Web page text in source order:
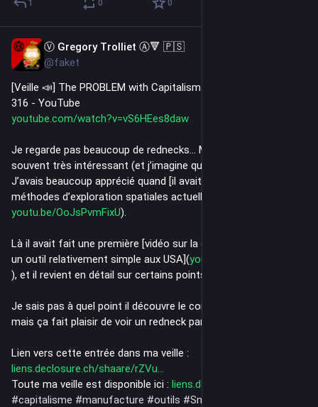
1 0 0
Ⓥ Gregory Trolliet Ⓐ🔻 🇵🇸
@faket
[Veille 📣] The PROBLEM with Capitalism - Smarter Every Day
316 - YouTube
youtube.com/watch?v=vS6HEes8daw
Je regarde pas beaucoup de rednecks… Mais Destin est
souvent très intéressant (et j’imagine que c’est pas le seul).
J’avais beaucoup apprécié quand [il avait dénoncé les
méthodes d’exploration spatiales actuelles de la NASA](
youtu.be/OoJsPvmFixU).
Là il avait fait une première [vidéo sur la difficulté de produire
un outil relativement simple aux USA](youtu.be/3ZTGwcHQfLY
), et il revient en détail sur certains points dans cette vidéo.
Je sais pas à quel point il découvre le concept du capitalisme,
mais ça fait plaisir de voir un redneck parler du problème.
Lien vers cette entrée dans ma veille :
liens.declosure.ch/shaare/rZVu
Toute ma veille est disponible ici : liens.declosure.ch/
#capitalisme #manufacture #outils #SmarterEveryDay